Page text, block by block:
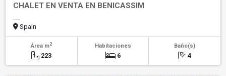
CHALET EN VENTA EN BENICASSIM
Spain
Área m2
223
Habitaciones
6
Baño(s)
4